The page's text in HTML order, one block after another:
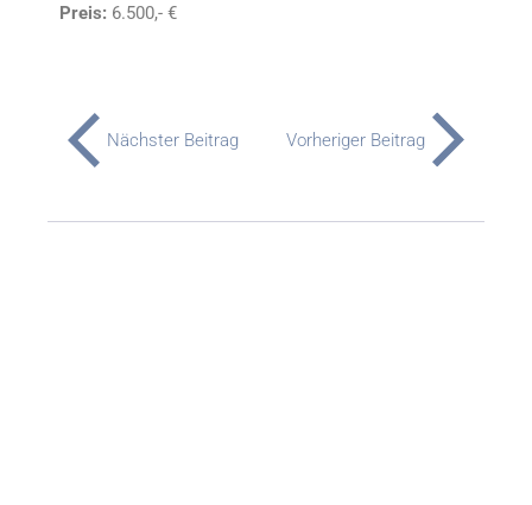
Preis: 6.500,- €
Nächster Beitrag Vorheriger Beitrag